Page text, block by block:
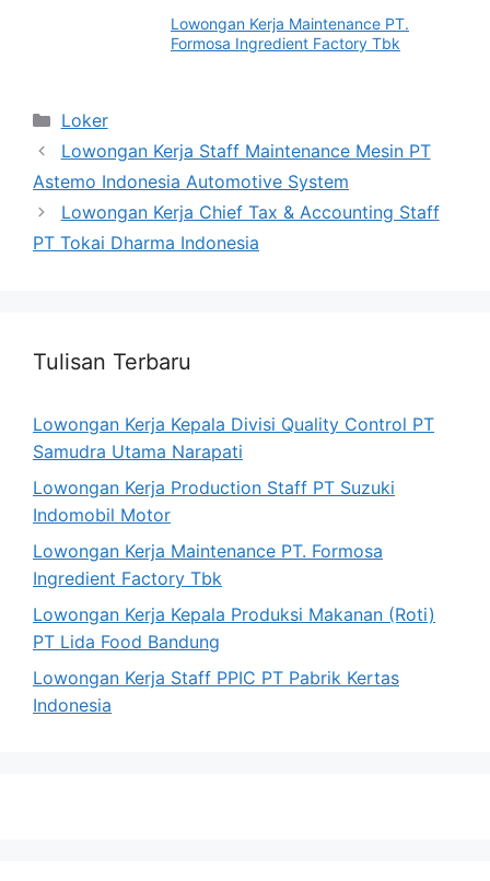
Lowongan Kerja Maintenance PT.
Formosa Ingredient Factory Tbk
Categories
Loker
Lowongan Kerja Staff Maintenance Mesin PT
Astemo Indonesia Automotive System
Lowongan Kerja Chief Tax & Accounting Staff
PT Tokai Dharma Indonesia
Tulisan Terbaru
Lowongan Kerja Kepala Divisi Quality Control PT
Samudra Utama Narapati
Lowongan Kerja Production Staff PT Suzuki
Indomobil Motor
Lowongan Kerja Maintenance PT. Formosa
Ingredient Factory Tbk
Lowongan Kerja Kepala Produksi Makanan (Roti)
PT Lida Food Bandung
Lowongan Kerja Staff PPIC PT Pabrik Kertas
Indonesia